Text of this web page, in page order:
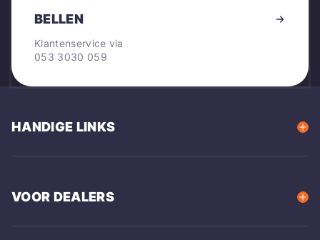
BELLEN
Klantenservice via
053 3030 059
HANDIGE LINKS
VOOR DEALERS